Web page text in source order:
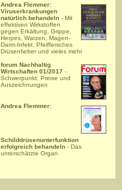
Andrea Flemmer:
Viruserkrankungen
natürlich behandeln - Mit
effektiven Wirkstoffen
gegen Erkältung, Grippe,
Herpes, Warzen, Magen-
Darm-Infekt, Pfeiffersches
Drüsenfieber und vieles mehr
forum Nachhaltig
Wirtschaften 01/2017 -
Schwerpunkt: Preise und
Auszeichnungen
Andrea Flemmer:
Schilddrüsenunterfunktion
erfolgreich behandeln - Das
unterschätzte Organ